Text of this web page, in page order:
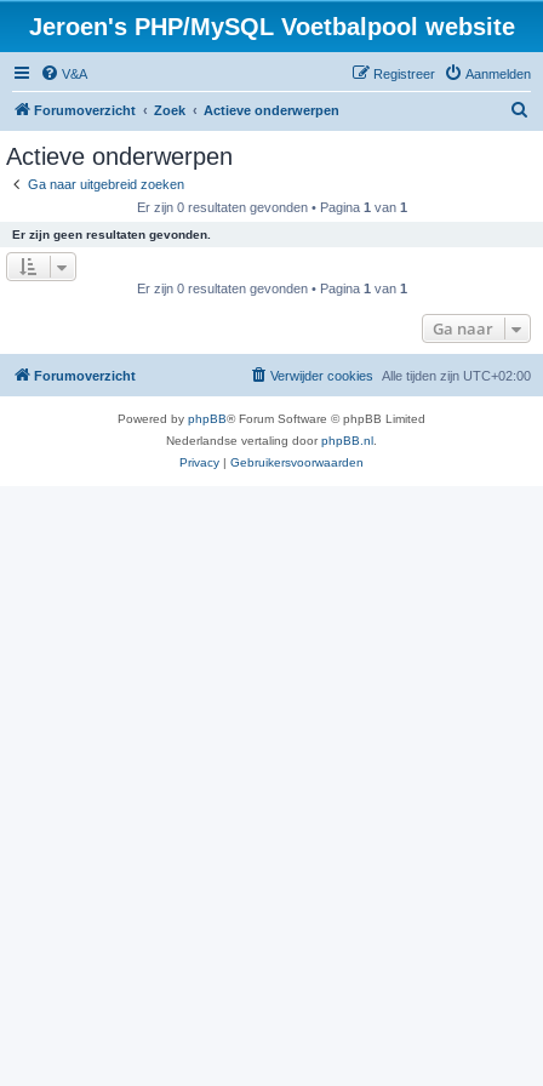
Jeroen's PHP/MySQL Voetbalpool website
V&A Aanmelden
Registreer
Forumoverzicht Zoek Actieve onderwerpen
Actieve onderwerpen
Ga naar uitgebreid zoeken
Er zijn 0 resultaten gevonden • Pagina 1 van 1
Er zijn geen resultaten gevonden.
Er zijn 0 resultaten gevonden • Pagina 1 van 1
Ga naar
Forumoverzicht Alle tijden zijn UTC+02:00
Verwijder cookies
Powered by phpBB® Forum Software © phpBB Limited
Nederlandse vertaling doorphpBB.nl
Privacy | Gebruikersvoorwaarden